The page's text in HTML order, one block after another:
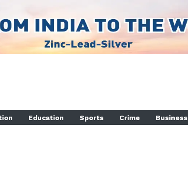
Education Sports Crime Business